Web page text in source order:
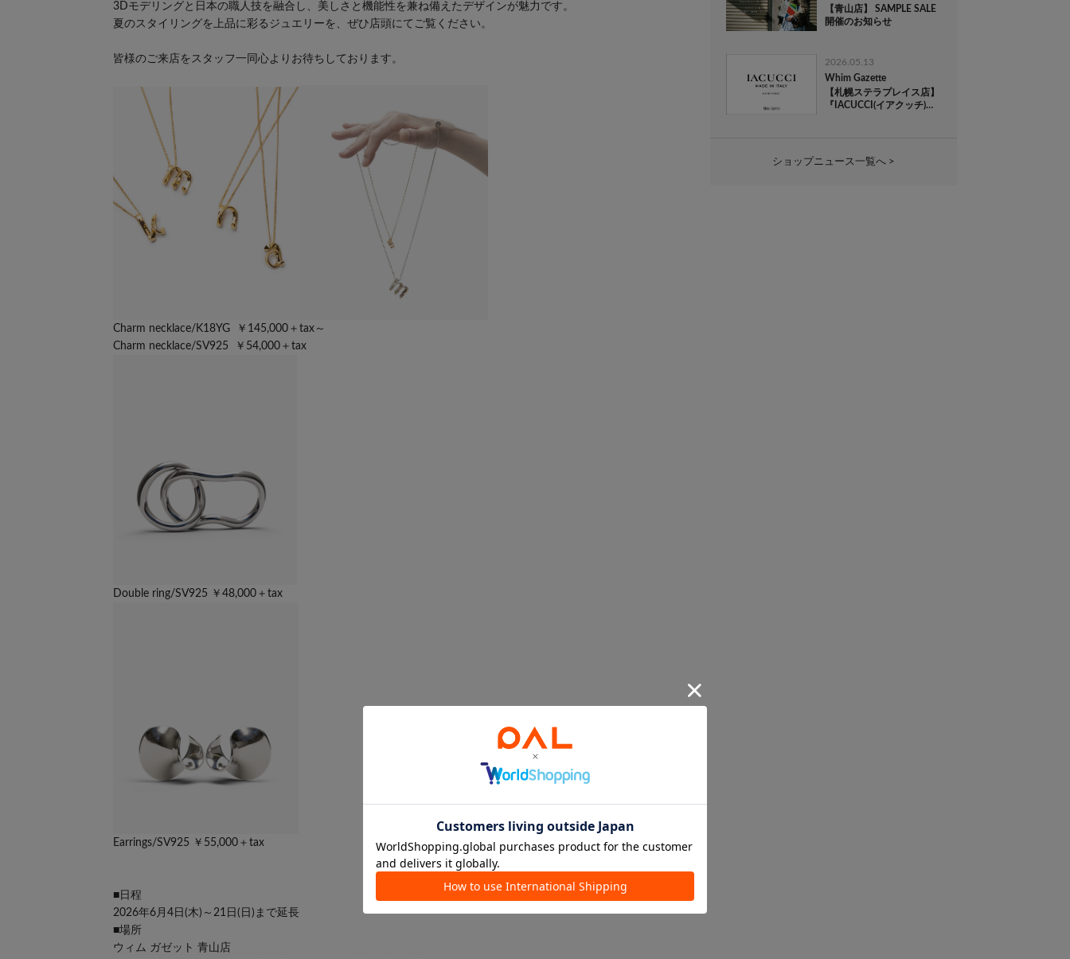
3Dモデリングと日本の職人技を融合し、美しさと機能性を兼ね備えたデザインが魅力です。
夏のスタイリングを上品に彩るジュエリーを、ぜひ店頭にてご覧ください。
皆様のご来店をスタッフ一同心よりお待ちしております。
Charm necklace/K18YG ￥145,000＋tax～
Charm necklace/SV925 ￥54,000＋tax
Double ring/SV925 ￥48,000＋tax
Earrings/SV925 ￥55,000＋tax
■日程
2026年6月4日(木)～21日(日)まで延長
■場所
ウィム ガゼット 青山店
【青山店】 SAMPLE SALE
開催のお知らせ
2026.05.13
Whim Gazette
【札幌ステラプレイス店】
『IACUCCI(イアクッチ)』
ショップニュース一覧へ >